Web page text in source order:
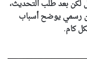
لكن بعد طلب التحديث،
رسمي يوضح أسباب
كام.